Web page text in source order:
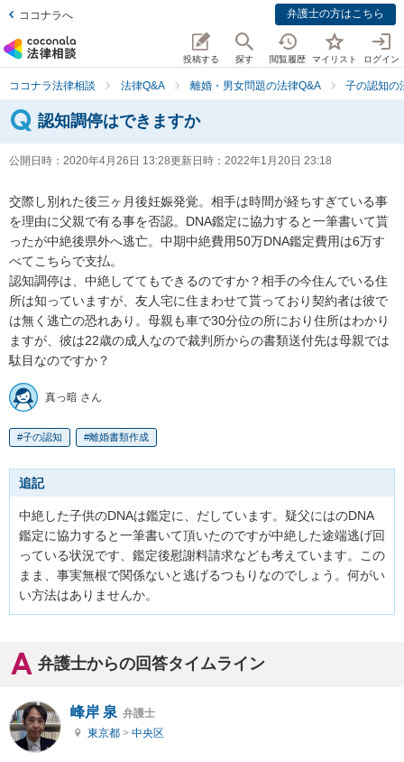
ココナラへ 弁護士の方はこちら
投稿する 探す 閲覧履歴 マイリスト ログイン
ココナラ法律相談 法律Q&A 離婚・男女問題の法律Q&A 子の認知の
認知調停はできますか
公開日時： 2020年4月26日 13:28更新日時： 2022年1月20日 23:18
交際し別れた後三ヶ月後妊娠発覚。相手は時間が経ちすぎている事
を理由に父親で有る事を否認。DNA鑑定に協力すると一筆書いて貰
ったが中絶後県外へ逃亡。中期中絶費用50万DNA鑑定費用は6万す
べてこちらで支払。
認知調停は、中絶しててもできるのですか？相手の今住んでいる住
所は知っていますが、友人宅に住まわせて貰っており契約者は彼で
は無く逃亡の恐れあり。母親も車で30分位の所におり住所はわかり
ますが、彼は22歳の成人なので裁判所からの書類送付先は母親では
駄目なのですか？
真っ暗 さん
子の認知 離婚書類作成
追記
中絶した子供のDNAは鑑定に、だしています。疑父にはのDNA
鑑定に協力すると一筆書いて頂いたのですが中絶した途端逃げ回
っている状況です、鑑定後慰謝料請求なども考えています。この
まま、事実無根で関係ないと逃げるつもりなのでしょう。何がい
い方法はありませんか。
弁護士からの回答タイムライン
峰岸 泉 弁護士
東京都 > 中央区